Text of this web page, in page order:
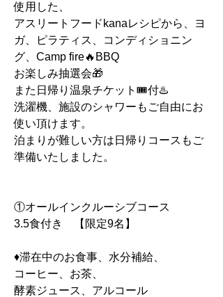
使用した、
アスリートフードkanaレシピから、ヨ
ガ、ピラティス、コンディショニン
グ、Camp fire🔥BBQ
お楽しみ抽選会🎁
また日帰り温泉チケット🎟付♨️
洗濯機、施設のシャワーもご自由にお
使い頂けます。
泊まりが難しい方は日帰りコースもご
準備いたしました。
①オールインクルーシブコース
3.5食付き　【限定9名】
♦︎滞在中のお食事、水分補給、
コーヒー、お茶、
酵素ジュース、アルコール